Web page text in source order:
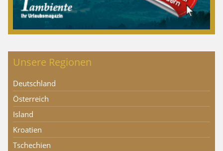
Unsere Regionen
Deutschland
Österreich
Island
Kroatien
Tschechien